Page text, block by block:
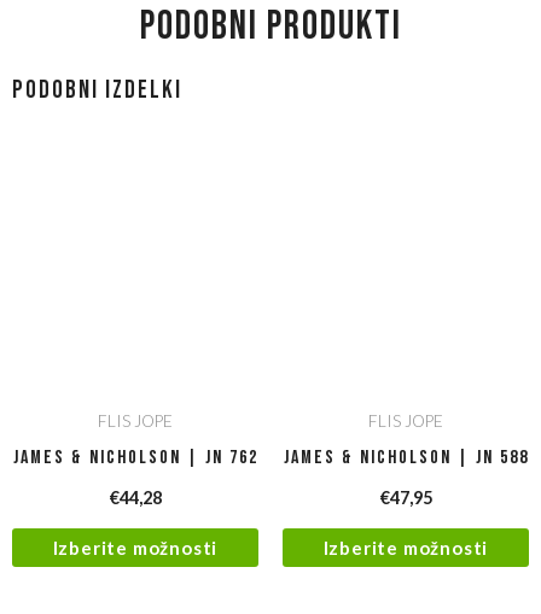
PODOBNI PRODUKTI
Podobni izdelki
FLIS JOPE
James & Nicholson | JN 762
€44,28
Izberite možnosti
FLIS JOPE
James & Nicholson | JN 588
€47,95
Izberite možnosti